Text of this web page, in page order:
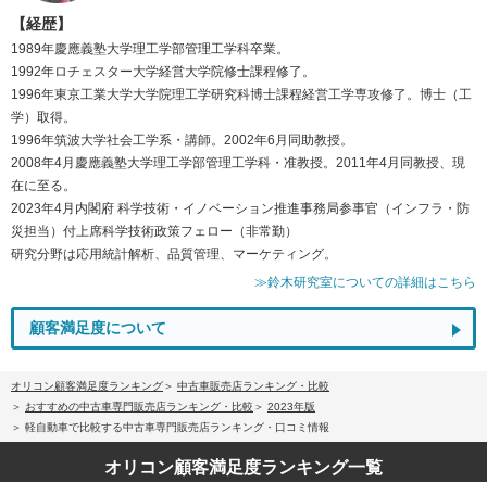
【経歴】
1989年慶應義塾大学理工学部管理工学科卒業。
1992年ロチェスター大学経営大学院修士課程修了。
1996年東京工業大学大学院理工学研究科博士課程経営工学専攻修了。博士（工
学）取得。
1996年筑波大学社会工学系・講師。2002年6月同助教授。
2008年4月慶應義塾大学理工学部管理工学科・准教授。2011年4月同教授、現
在に至る。
2023年4月内閣府 科学技術・イノベーション推進事務局参事官（インフラ・防
災担当）付上席科学技術政策フェロー（非常勤）
研究分野は応用統計解析、品質管理、マーケティング。
≫鈴木研究室についての詳細はこちら
顧客満足度について
オリコン顧客満足度ランキング
中古車販売店ランキング・比較
おすすめの中古車専門販売店ランキング・比較
2023年版
軽自動車で比較する中古車専門販売店ランキング・口コミ情報
オリコン顧客満足度ランキング一覧